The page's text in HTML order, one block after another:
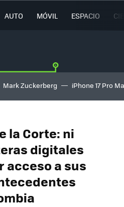
AUTO MÓVIL ESPACIO
Mark Zuckerberg iPhone 17 Pro
la Corte: ni
digitales
acceso a sus